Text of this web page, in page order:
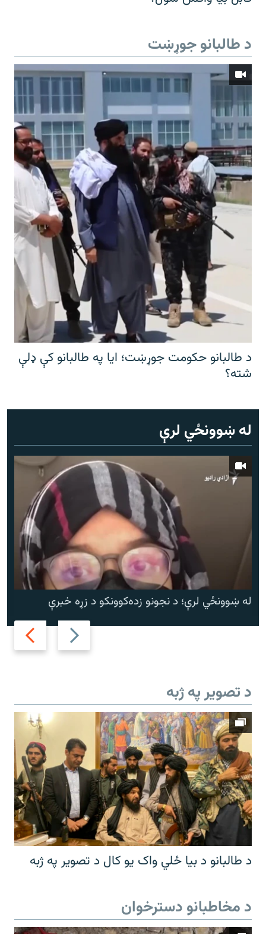
د طالبانو جوړښت
د طالبانو حکومت جوړښت؛ ایا په طالبانو کې ډلې
شته؟
له ښوونځي لرې
Previous
slide
Next
slide
له ښوونځي لرې؛ د نجونو زده‌کوونکو د زړه خبرې
د تصویر په ژبه
د طالبانو د بیا ځلي واک یو کال د تصویر په ژبه
د مخاطبانو دسترخوان